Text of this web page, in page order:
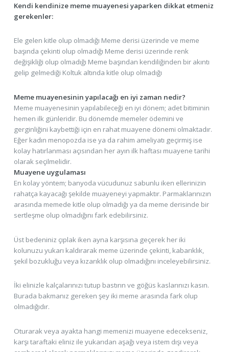
Kendi kendinize meme muayenesi yaparken dikkat etmeniz
gerekenler:
Ele gelen kitle olup olmadığı Meme derisi üzerinde ve meme
başında çekinti olup olmadığı Meme derisi üzerinde renk
değişikliği olup olmadığı Meme başından kendiliğinden bir akıntı
gelip gelmediği Koltuk altında kitle olup olmadığı
Meme muayenesinin yapılacağı en iyi zaman nedir?
Meme muayenesinin yapılabileceği en iyi dönem; adet bitiminin
hemen ilk günleridir. Bu dönemde memeler ödemini ve
gerginliğini kaybettiği için en rahat muayene dönemi olmaktadır.
Eğer kadın menopozda ise ya da rahim ameliyatı geçirmiş ise
kolay hatırlanması açısından her ayın ilk haftası muayene tarihi
olarak seçilmelidir.
Muayene uygulaması
En kolay yöntem; banyoda vücudunuz sabunlu iken ellerinizin
rahatça kayacağı şekilde muayeneyi yapmaktır. Parmaklarınızın
arasında memede kitle olup olmadığı ya da meme derisinde bir
sertleşme olup olmadığını fark edebilirsiniz.
Üst bedeniniz çıplak iken ayna karşısına geçerek her iki
kolunuzu yukarı kaldırarak meme üzerinde çekinti, kabarıklık,
şekil bozukluğu veya kızarıklık olup olmadığını inceleyebilirsiniz.
İki elinizle kalçalarınızı tutup bastırın ve göğüs kaslarınızı kasın.
Burada bakmanız gereken şey iki meme arasında fark olup
olmadığıdır.
Oturarak veya ayakta hangi memenizi muayene edecekseniz,
karşı taraftaki eliniz ile yukarıdan aşağı veya istem dışı veya